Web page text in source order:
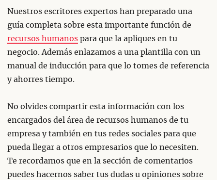
Nuestros escritores expertos han preparado una
guía completa sobre esta importante función de
recursos humanos para que la apliques en tu
negocio. Además enlazamos a una plantilla con un
manual de inducción para que lo tomes de referencia
y ahorres tiempo.
No olvides compartir esta información con los
encargados del área de recursos humanos de tu
empresa y también en tus redes sociales para que
pueda llegar a otros empresarios que lo necesiten.
Te recordamos que en la sección de comentarios
puedes hacernos saber tus dudas u opiniones sobre